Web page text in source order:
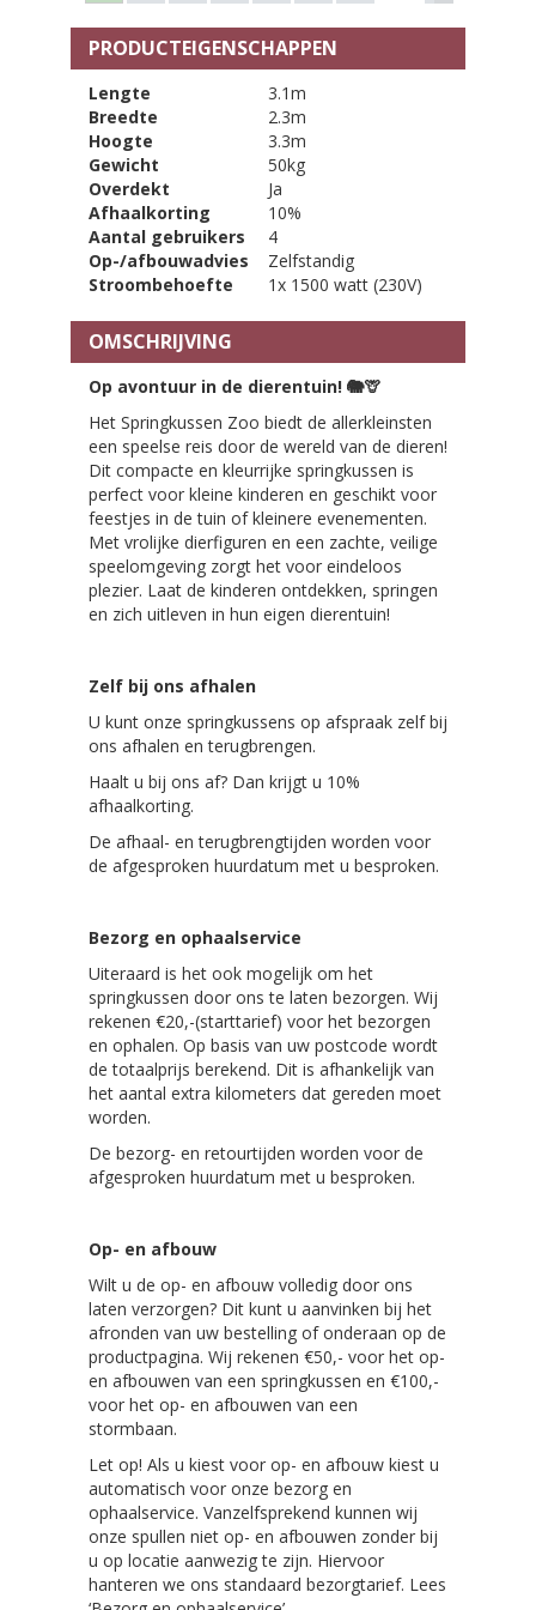
PRODUCTEIGENSCHAPPEN
Lengte
3.1m
Breedte
2.3m
Hoogte
3.3m
Gewicht
50kg
Overdekt
Ja
Afhaalkorting
10%
Aantal gebruikers
4
Op-/afbouwadvies
Zelfstandig
Stroombehoefte
1x 1500 watt (230V)
OMSCHRIJVING
Op avontuur in de dierentuin! 🐘🦒
Het Springkussen Zoo biedt de allerkleinsten
een speelse reis door de wereld van de dieren!
Dit compacte en kleurrijke springkussen is
perfect voor kleine kinderen en geschikt voor
feestjes in de tuin of kleinere evenementen.
Met vrolijke dierfiguren en een zachte, veilige
speelomgeving zorgt het voor eindeloos
plezier. Laat de kinderen ontdekken, springen
en zich uitleven in hun eigen dierentuin!
Zelf bij ons afhalen
U kunt onze springkussens op afspraak zelf bij
ons afhalen en terugbrengen.
Haalt u bij ons af? Dan krijgt u 10%
afhaalkorting.
De afhaal- en terugbrengtijden worden voor
de afgesproken huurdatum met u besproken.
Bezorg en ophaalservice
Uiteraard is het ook mogelijk om het
springkussen door ons te laten bezorgen. Wij
rekenen €20,-(starttarief) voor het bezorgen
en ophalen. Op basis van uw postcode wordt
de totaalprijs berekend. Dit is afhankelijk van
het aantal extra kilometers dat gereden moet
worden.
De bezorg- en retourtijden worden voor de
afgesproken huurdatum met u besproken.
Op- en afbouw
Wilt u de op- en afbouw volledig door ons
laten verzorgen? Dit kunt u aanvinken bij het
afronden van uw bestelling of onderaan op de
productpagina. Wij rekenen €50,- voor het op-
en afbouwen van een springkussen en €100,-
voor het op- en afbouwen van een
stormbaan.
Let op! Als u kiest voor op- en afbouw kiest u
automatisch voor onze bezorg en
ophaalservice. Vanzelfsprekend kunnen wij
onze spullen niet op- en afbouwen zonder bij
u op locatie aanwezig te zijn. Hiervoor
hanteren we ons standaard bezorgtarief. Lees